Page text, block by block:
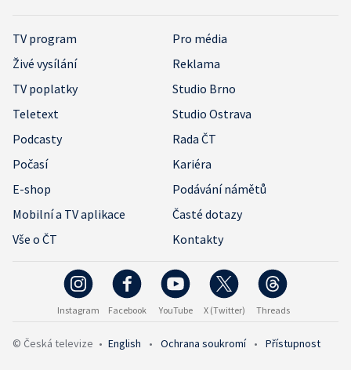
TV program
Pro média
Živé vysílání
Reklama
TV poplatky
Studio Brno
Teletext
Studio Ostrava
Podcasty
Rada ČT
Počasí
Kariéra
E-shop
Podávání námětů
Mobilní a TV aplikace
Časté dotazy
Vše o ČT
Kontakty
Instagram Facebook YouTube X (Twitter) Threads
© Česká televize • English • Ochrana soukromí • Přístupnost